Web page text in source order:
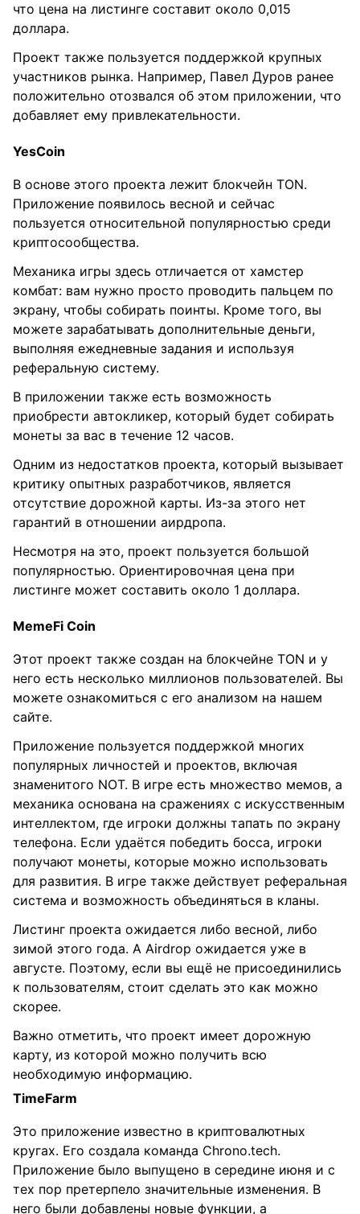
что цена на листинге составит около 0,015
доллара.
Проект также пользуется поддержкой крупных
участников рынка. Например, Павел Дуров ранее
положительно отозвался об этом приложении, что
добавляет ему привлекательности.
YesCoin
В основе этого проекта лежит блокчейн TON.
Приложение появилось весной и сейчас
пользуется относительной популярностью среди
криптосообщества.
Механика игры здесь отличается от хамстер
комбат: вам нужно просто проводить пальцем по
экрану, чтобы собирать поинты. Кроме того, вы
можете зарабатывать дополнительные деньги,
выполняя ежедневные задания и используя
реферальную систему.
В приложении также есть возможность
приобрести автокликер, который будет собирать
монеты за вас в течение 12 часов.
Одним из недостатков проекта, который вызывает
критику опытных разработчиков, является
отсутствие дорожной карты. Из-за этого нет
гарантий в отношении аирдропа.
Несмотря на это, проект пользуется большой
популярностью. Ориентировочная цена при
листинге может составить около 1 доллара.
MemeFi Coin
Этот проект также создан на блокчейне TON и у
него есть несколько миллионов пользователей. Вы
можете ознакомиться с его анализом на нашем
сайте.
Приложение пользуется поддержкой многих
популярных личностей и проектов, включая
знаменитого NOT. В игре есть множество мемов, а
механика основана на сражениях с искусственным
интеллектом, где игроки должны тапать по экрану
телефона. Если удаётся победить босса, игроки
получают монеты, которые можно использовать
для развития. В игре также действует реферальная
система и возможность объединяться в кланы.
Листинг проекта ожидается либо весной, либо
зимой этого года. А Airdrop ожидается уже в
августе. Поэтому, если вы ещё не присоединились
к пользователям, стоит сделать это как можно
скорее.
Важно отметить, что проект имеет дорожную
карту, из которой можно получить всю
необходимую информацию.
TimeFarm
Это приложение известно в криптовалютных
кругах. Его создала команда Chrono.tech.
Приложение было выпущено в середине июня и с
тех пор претерпело значительные изменения. В
него были добавлены новые функции, а